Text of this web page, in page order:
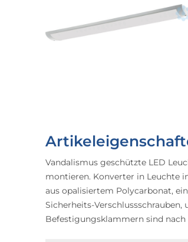
Vandalismus geschützte LED
montieren. Konverter in Leuchte
aus opalisiertem Polycarbonat,
Sicherheits-
Befestigungsklammern sind